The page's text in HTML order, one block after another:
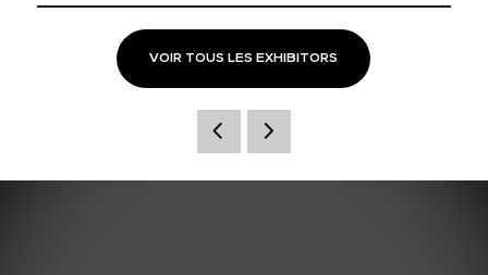
VOIR TOUS LES EXHIBITORS